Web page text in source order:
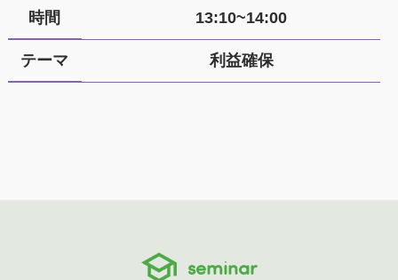
時間 13:10~14:00
テーマ 利益確保
seminar